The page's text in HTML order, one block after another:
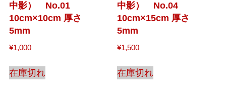
中影） No.01
10cm×10cm 厚さ
5mm
¥1,000
在庫切れ
中影） No.04
10cm×15cm 厚さ
5mm
¥1,500
在庫切れ